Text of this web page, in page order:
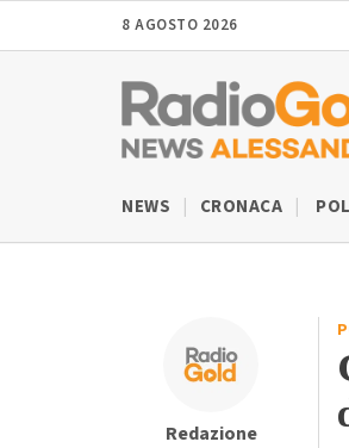
8 AGOSTO 2026
NEWS CRONACA
Redazione